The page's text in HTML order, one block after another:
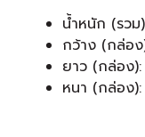
น้ำหนัก (รวม
กว้าง (กล่อ
ยาว (กล่อง
หนา (กล่อง